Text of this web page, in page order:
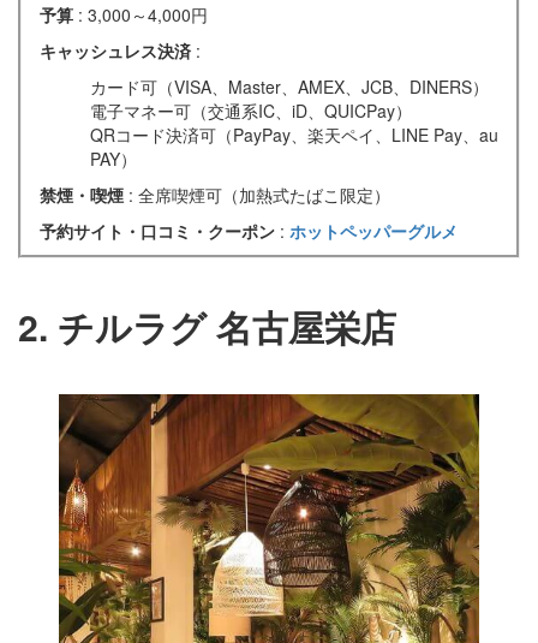
予算 : 3,000～4,000円
キャッシュレス決済 :
カード可（VISA、Master、AMEX、JCB、DINERS）
電子マネー可（交通系IC、iD、QUICPay）
QRコード決済可（PayPay、楽天ペイ、LINE Pay、au
PAY）
禁煙・喫煙 : 全席喫煙可（加熱式たばこ限定）
予約サイト・口コミ・クーポン : ホットペッパーグルメ
2. チルラグ 名古屋栄店